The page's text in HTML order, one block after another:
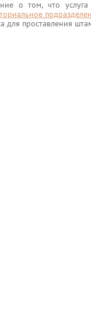
о том, что
для проставления